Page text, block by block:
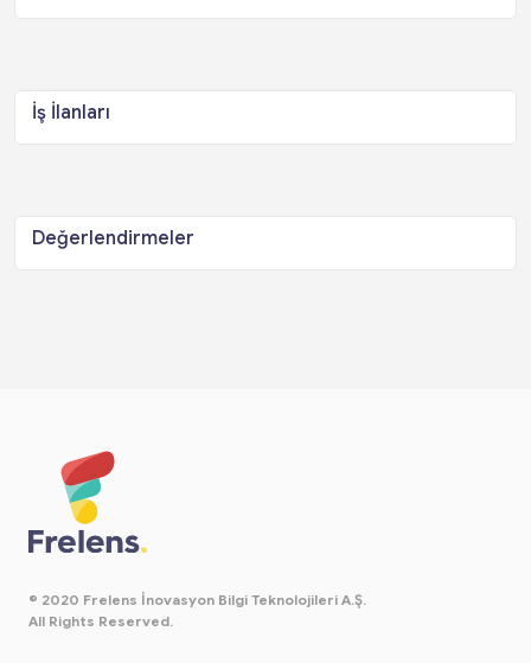
İş İlanları
Değerlendirmeler
© 2020 Frelens İnovasyon Bilgi Teknolojileri A.Ş.
All Rights Reserved.